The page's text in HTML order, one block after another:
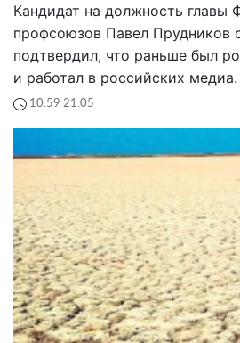
Кандидат на должность главы
профсоюзов Павел Прудников
подтвердил, что раньше был
и работал в российских медиа.
10:59 21.05